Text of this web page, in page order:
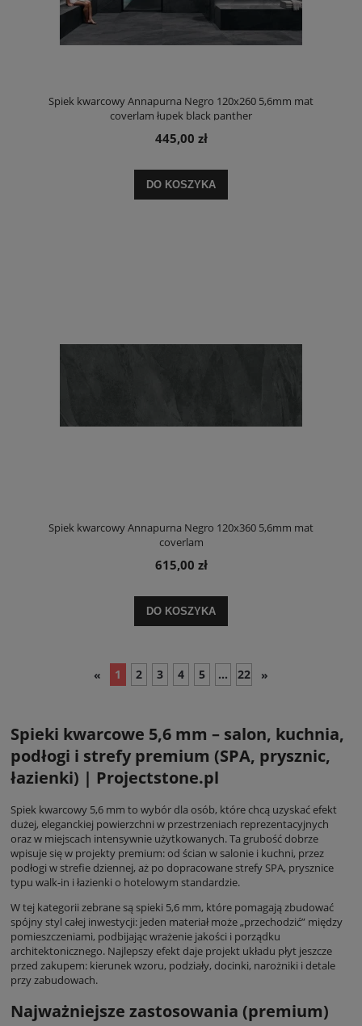
Spiek kwarcowy Annapurna Negro 120x260 5,6mm mat
coverlam łupek black panther
445,00 zł
DO KOSZYKA
Spiek kwarcowy Annapurna Negro 120x360 5,6mm mat
coverlam
615,00 zł
DO KOSZYKA
« 1 2 3 4 5 ... 22 »
Spieki kwarcowe 5,6 mm – salon, kuchnia,
podłogi i strefy premium (SPA, prysznic,
łazienki) | Projectstone.pl
Spiek kwarcowy 5,6 mm to wybór dla osób, które chcą uzyskać efekt
dużej, eleganckiej powierzchni w przestrzeniach reprezentacyjnych
oraz w miejscach intensywnie użytkowanych. Ta grubość dobrze
wpisuje się w projekty premium: od ścian w salonie i kuchni, przez
podłogi w strefie dziennej, aż po dopracowane strefy SPA, prysznice
typu walk-in i łazienki o hotelowym standardzie.
W tej kategorii zebrane są spieki 5,6 mm, które pomagają zbudować
spójny styl całej inwestycji: jeden materiał może „przechodzić” między
pomieszczeniami, podbijając wrażenie jakości i porządku
architektonicznego. Najlepszy efekt daje projekt układu płyt jeszcze
przed zakupem: kierunek wzoru, podziały, docinki, narożniki i detale
przy zabudowach.
Najważniejsze zastosowania (premium)